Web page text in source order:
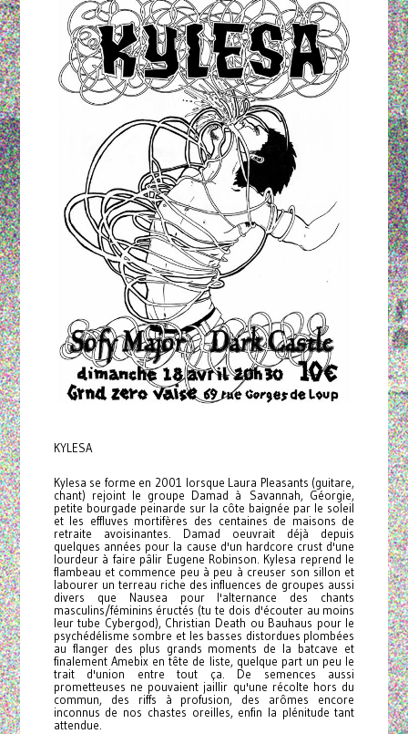
KYLESA
Kylesa se forme en 2001 lorsque Laura Pleasants (guitare,
chant) rejoint le groupe Damad à Savannah, Géorgie,
petite bourgade peinarde sur la côte baignée par le soleil
et les effluves mortifères des centaines de maisons de
retraite avoisinantes. Damad oeuvrait déjà depuis
quelques années pour la cause d'un hardcore crust d'une
lourdeur à faire pâlir Eugene Robinson. Kylesa reprend le
flambeau et commence peu à peu à creuser son sillon et
labourer un terreau riche des influences de groupes aussi
divers que Nausea pour l'alternance des chants
masculins/féminins éructés (tu te dois d'écouter au moins
leur tube Cybergod), Christian Death ou Bauhaus pour le
psychédélisme sombre et les basses distordues plombées
au flanger des plus grands moments de la batcave et
finalement Amebix en tête de liste, quelque part un peu le
trait d'union entre tout ça. De semences aussi
prometteuses ne pouvaient jaillir qu'une récolte hors du
commun, des riffs à profusion, des arômes encore
inconnus de nos chastes oreilles, enfin la plénitude tant
attendue.